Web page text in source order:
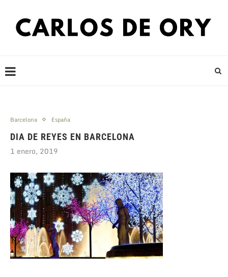
Barcelona España
DIA DE REYES EN BARCELONA
1 enero, 2019